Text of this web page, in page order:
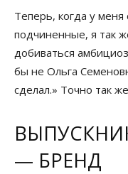
Теперь, когда у меня
подчиненные, я так
добиваться
бы не Ольга
сделал.» Точно так
— БРЕНД